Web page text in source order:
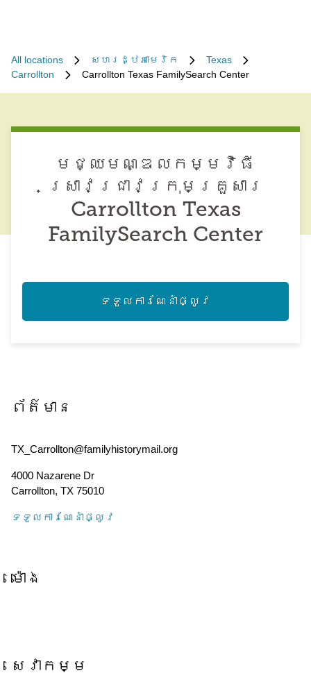
All locations សហរដ្ឋអាមេរិក
Texas
Carrollton
Carrollton Texas FamilySearch Center
មជ្ឈមណ្ឌល​កម្មវិធី​
ស្រាវជ្រាវ​ក្រុមគ្រួសារ
Carrollton Texas
FamilySearch Center
ទទួល​ការណែនាំ​ផ្លូវ
ព័ត៌មាន
TX_Carrollton@familyhistorymail.org
4000 Nazarene Dr
Carrollton, TX 75010
ទទួល​ការណែនាំ​ផ្លូវ
ម៉ោង
សេវាកម្ម